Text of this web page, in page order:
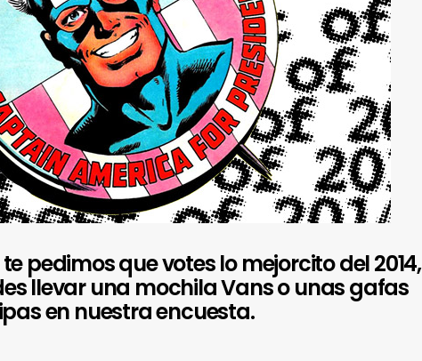
pedimos que votes lo mejorcito del 2014,
llevar una mochila Vans o unas gafas
en nuestra encuesta.